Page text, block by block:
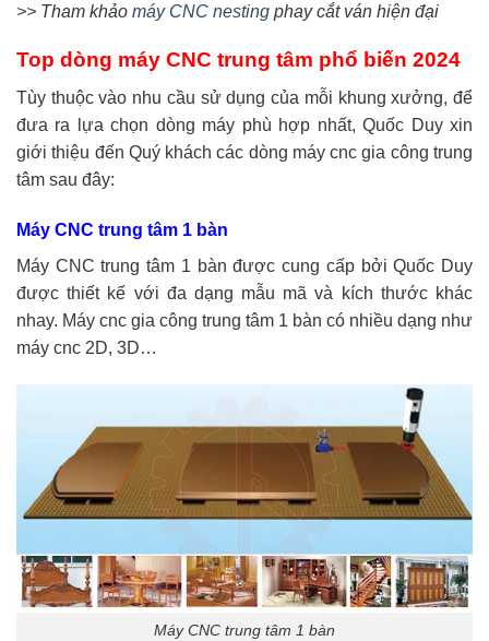
>> Tham khảo máy CNC nesting phay cắt ván hiện đại
Top dòng máy CNC trung tâm phổ biến 2024
Tùy thuộc vào nhu cầu sử dụng của mỗi khung xưởng, để
đưa ra lựa chọn dòng máy phù hợp nhất, Quốc Duy xin
giới thiệu đến Quý khách các dòng máy cnc gia công trung
tâm sau đây:
Máy CNC trung tâm 1 bàn
Máy CNC trung tâm 1 bàn được cung cấp bởi Quốc Duy
được thiết kế với đa dạng mẫu mã và kích thước khác
nhay. Máy cnc gia công trung tâm 1 bàn có nhiều dạng như
máy cnc 2D, 3D…
Máy CNC trung tâm 1 bàn